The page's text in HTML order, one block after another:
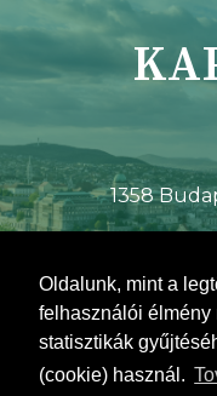
Oldalunk, mint a
felhasználói élmény
statisztikák
(cookie) használ.
1358